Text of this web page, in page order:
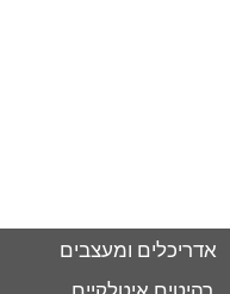
אדריכלים ומעצבים